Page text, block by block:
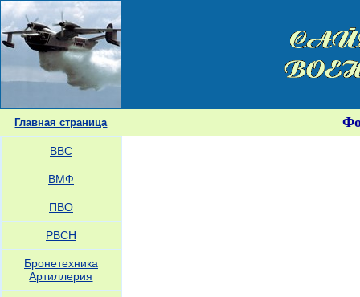
Главная страница
ВВС
ВМФ
ПВО
РВСН
Бронетехника
Артиллерия